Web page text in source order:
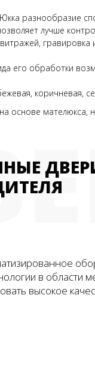
разнообразие
лучше
его обработки
коричневая,
основе
в области
высокое